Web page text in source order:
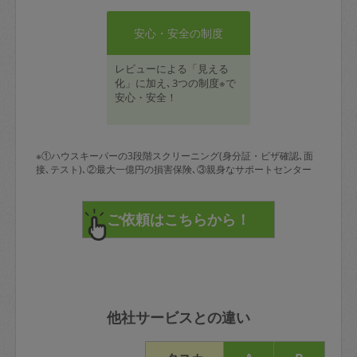
安心・安全の制度
レビューによる「見える
化」に加え､3つの制度※で
安心・安全！
※①ハウスキーパーの3段階スクリーニング(身分証・ビザ確認､面
接､テスト)､②最大一億円の損害保険､③親身なサポートセンター
他社サービスとの違い